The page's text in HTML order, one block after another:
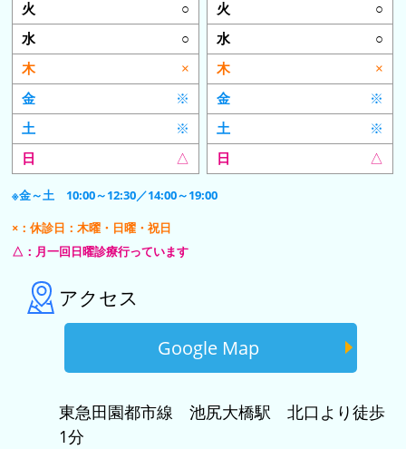
○
○
×
※
※
△
○
○
×
※
※
△
※金～土 10:00～12:30／14:00～19:00
×：休診日：木曜・日曜・祝日
△：月一回日曜診療行っています
アクセス
Google Map
東急田園都市線 池尻大橋駅 北口より徒歩
1分